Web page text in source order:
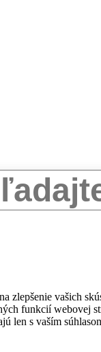
na tlačidlo
zlepšenie vašich
funkcií webovej
len s vaším